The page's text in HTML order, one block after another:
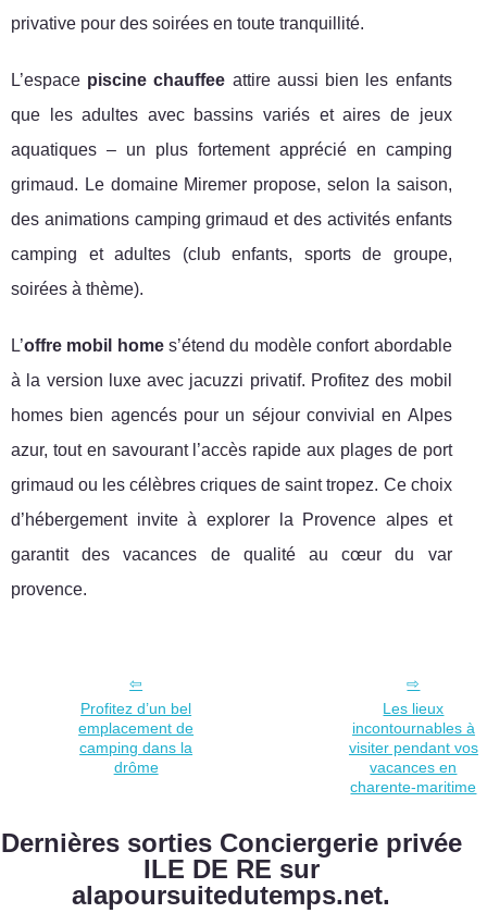
privative pour des soirées en toute tranquillité.
L’espace piscine chauffee attire aussi bien les enfants
que les adultes avec bassins variés et aires de jeux
aquatiques – un plus fortement apprécié en camping
grimaud. Le domaine Miremer propose, selon la saison,
des animations camping grimaud et des activités enfants
camping et adultes (club enfants, sports de groupe,
soirées à thème).
L’offre mobil homes’étend du modèle confort abordable
à la version luxe avec jacuzzi privatif. Profitez des mobil
homes bien agencés pour un séjour convivial en Alpes
azur, tout en savourant l’accès rapide aux plages de port
grimaud ou les célèbres criques de saint tropez. Ce choix
d’hébergement invite à explorer la Provence alpes et
garantit des vacances de qualité au cœur du var
provence.
Profitez d’un bel
emplacement de
camping dans la
drôme
Les lieux
incontournables à
visiter pendant vos
vacances en
charente-maritime
Dernières sorties Conciergerie privée
ILE DE RE sur
alapoursuitedutemps.net.